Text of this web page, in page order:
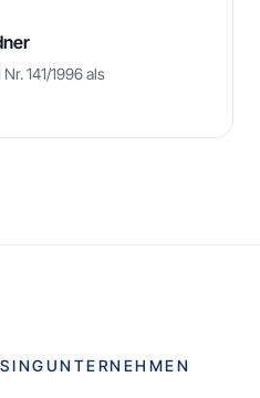
141/1996 als